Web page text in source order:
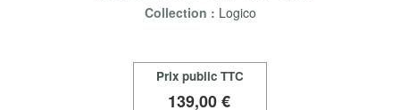
Collection : Logico
Prix public TTC
139,00 €